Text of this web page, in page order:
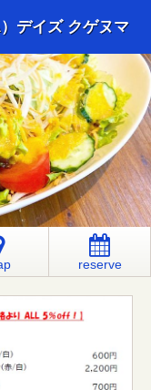
デイズ クゲヌマ
reserve